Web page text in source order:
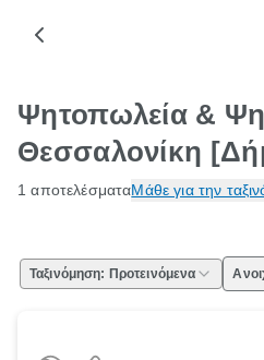
Ψητοπωλεία &
Θεσσαλονίκη
1 αποτελέσματαΜάθε για την
Ταξινόμηση: Προτεινόμενα